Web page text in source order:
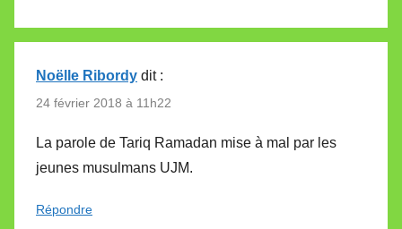
Noëlle Ribordy dit :
24 février 2018 à 11h22
La parole de Tariq Ramadan mise à mal par les
jeunes musulmans UJM.
Répondre